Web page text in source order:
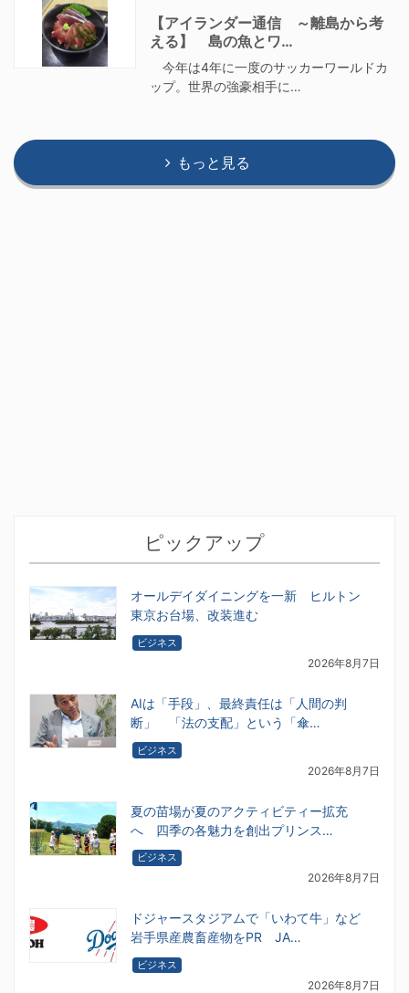
【アイランダー通信 ～離島から考
える】 島の魚とワ…
今年は4年に一度のサッカーワールドカ
ップ。世界の強豪相手に…
もっと見る
ピックアップ
オールデイダイニングを一新 ヒルトン
東京お台場、改装進む
ビジネス
2026年8月7日
AIは「手段」、最終責任は「人間の判
断」 「法の支配」という「傘…
ビジネス
2026年8月7日
夏の苗場が夏のアクティビティー拡充
へ 四季の各魅力を創出プリンス…
ビジネス
2026年8月7日
ドジャースタジアムで「いわて牛」など
岩手県産農畜産物をPR JA…
ビジネス
2026年8月7日